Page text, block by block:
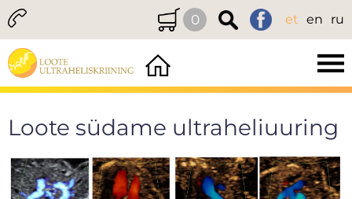
0 et en ru
Loote südame ultraheliuuring